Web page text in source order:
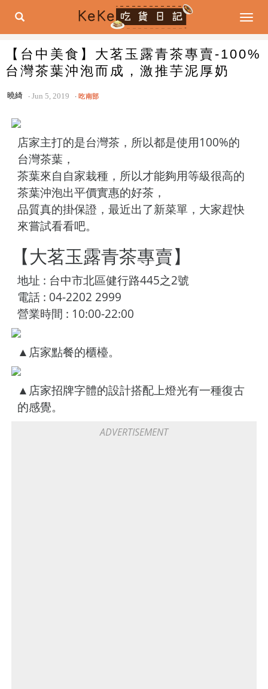
【台中美食】大茗玉露青茶專賣-100%
台灣茶葉沖泡而成，激推芋泥厚奶
曉綺 Jun 5, 2019 吃南部
店家主打的是台灣茶，所以都是使用100%的
台灣茶葉，
茶葉來自自家栽種，所以才能夠用等級很高的
茶葉沖泡出平價實惠的好茶，
品質真的掛保證，最近出了新菜單，大家趕快
來嘗試看看吧。
【大茗玉露青茶專賣】
地址 : 台中市北區健行路445之2號
電話 : 04-2202 2999
營業時間 : 10:00-22:00
▲店家點餐的櫃檯。
▲店家招牌字體的設計搭配上燈光有一種復古
的感覺。